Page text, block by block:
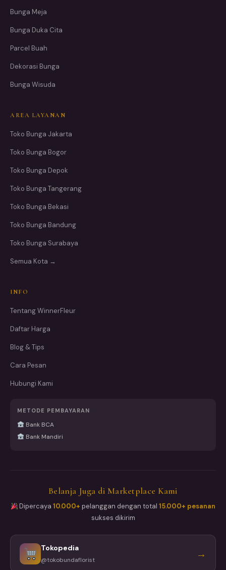
Bunga Meja
Bunga Duka Cita
Parcel Buah
Dekorasi Bunga
Bunga Wisuda
AREA LAYANAN
Toko Bunga Jakarta
Toko Bunga Bogor
Toko Bunga Depok
Toko Bunga Tangerang
Toko Bunga Bekasi
Toko Bunga Bandung
Toko Bunga Surabaya
Semua Kota →
INFO
Tentang WinnerFleur
Daftar Harga
Blog & Tips
Cara Pesan
Hubungi Kami
METODE PEMBAYARAN
Bank BCA
Bank Mandiri
Belanja Juga di Marketplace Kami
Dipercaya10.000+ pelanggan dengan total15.000+ pesanan
sukses dikirim
Tokopedia
@tokobundaflorist →